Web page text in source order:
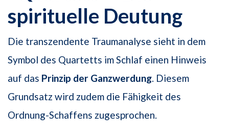
spirituelle Deutung
Die transzendente Traumanalyse sieht in dem
Symbol des Quartetts im Schlaf einen Hinweis
auf das Prinzip der Ganzwerdung . Diesem
Grundsatz wird zudem die Fähigkeit des
Ordnung-Schaffens zugesprochen.